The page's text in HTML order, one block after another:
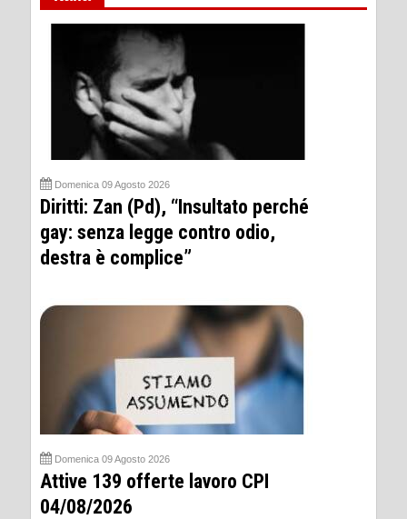
Domenica 09 Agosto 2026
Diritti: Zan (Pd), “Insultato perché
gay: senza legge contro odio,
destra è complice”
Domenica 09 Agosto 2026
Attive 139 offerte lavoro CPI
04/08/2026